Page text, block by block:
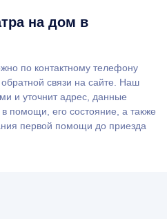
на дом в
по контактному телефону
связи на сайте. Наш
и уточнит адрес, данные
помощи, его состояние, а также
первой помощи до приезда